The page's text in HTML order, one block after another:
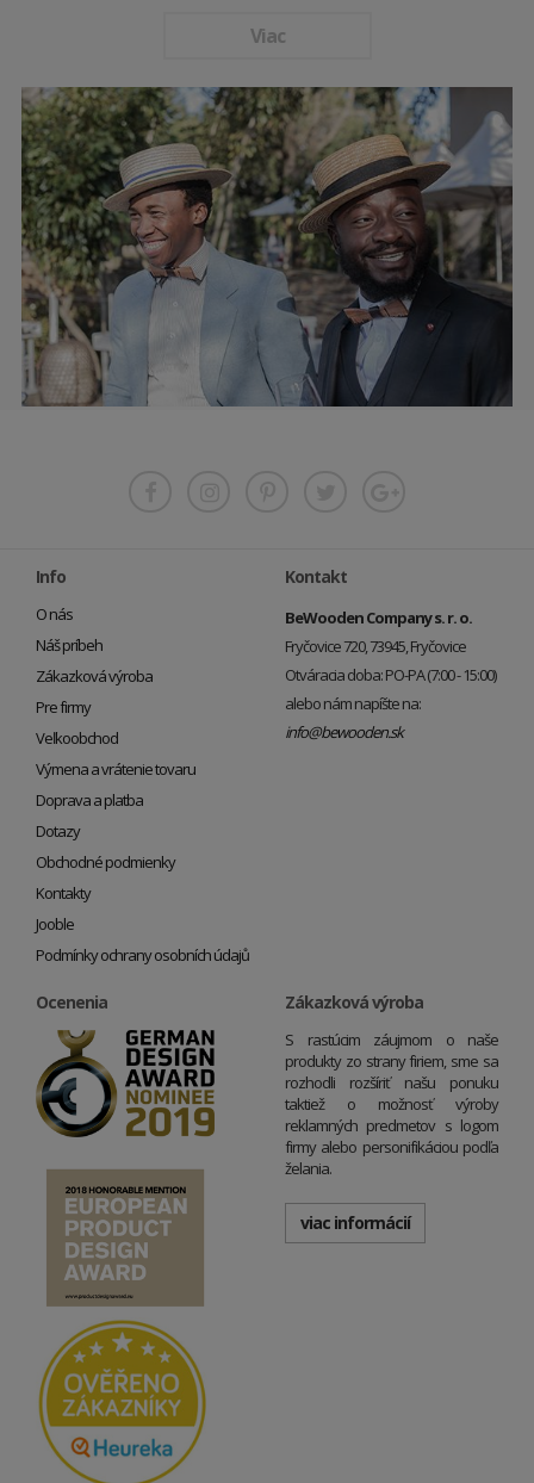
Viac
Info
O nás
Náš príbeh
Zákazková výroba
Pre firmy
Veľkoobchod
Výmena a vrátenie tovaru
Doprava a platba
Dotazy
Obchodné podmienky
Kontakty
Jooble
Podmínky ochrany osobních údajů
Kontakt
BeWooden Company s. r. o.
Fryčovice 720, 73945, Fryčovice
Otváracia doba: PO-PA (7:00 - 15:00)
alebo nám napíšte na:
info@bewooden.sk
Ocenenia Zákazková výroba
S rastúcim záujmom o naše
produkty zo strany firiem, sme sa
rozhodli rozšíriť našu ponuku
taktiež o možnosť výroby
reklamných predmetov s logom
firmy alebo personifikáciou podľa
želania.
viac informácií